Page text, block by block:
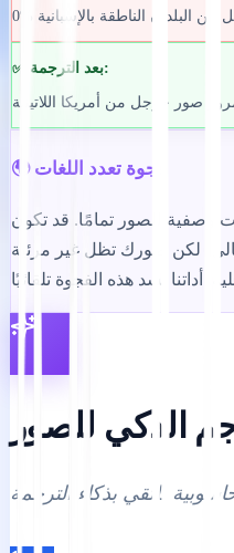
البلدان الناطقة بالإسبانية
✅ بعد الترجمة:
🌍 فجوة تعدد اللغات
وصفية للصور تمامًا. قد تكون
لكن صورك تظل غير مرئية
الذكي للصور